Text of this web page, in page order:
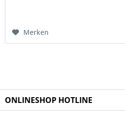
Merken
ONLINESHOP HOTLINE